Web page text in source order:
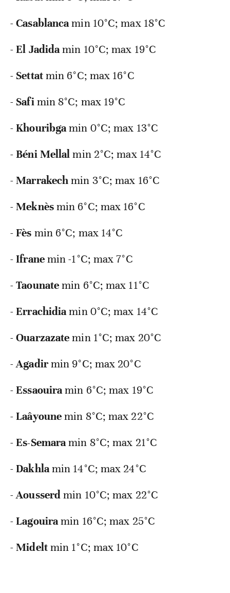
-Casablancamin 10°C; max 18°C
-El Jadidamin 10°C; max 19°C
- Settatmin 6°C; max 16°C
- Safimin 8°C; max 19°C
-Khouribgamin 0°C; max 13°C
-Béni Mellalmin 2°C; max 14°C
-Marrakechmin 3°C; max 16°C
-Meknèsmin 6°C; max 16°C
-Fès min 6°C; max 14°C
-Ifranemin -1°C; max 7°C
-Taounatemin 6°C; max 11°C
-Errachidiamin 0°C; max 14°C
-Ouarzazatemin 1°C; max 20°C
-Agadirmin 9°C; max 20°C
-Essaouiramin 6°C; max 19°C
-Laâyounemin 8°C; max 22°C
-Es-Semaramin 8°C; max 21°C
-Dakhlamin 14°C; max 24°C
-Aousserdmin 10°C; max 22°C
-Lagouiramin 16°C; max 25°C
-Mideltmin 1°C; max 10°C